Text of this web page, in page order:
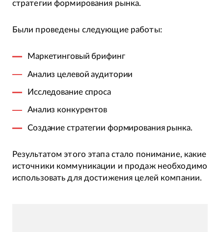
стратегии формирования рынка.
Были проведены следующие работы:
Маркетинговый брифинг
Анализ целевой аудитории
Исследование спроса
Анализ конкурентов
Создание стратегии формирования рынка.
Результатом этого этапа стало понимание, какие
источники коммуникации и продаж необходимо
использовать для достижения целей компании.